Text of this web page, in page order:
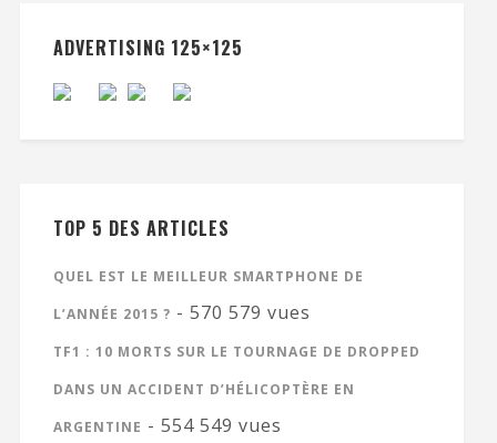
ADVERTISING 125×125
TOP 5 DES ARTICLES
QUEL EST LE MEILLEUR SMARTPHONE DE
L’ANNÉE 2015 ? - 570 579 vues
TF1 : 10 MORTS SUR LE TOURNAGE DE DROPPED
DANS UN ACCIDENT D’HÉLICOPTÈRE EN
ARGENTINE - 554 549 vues